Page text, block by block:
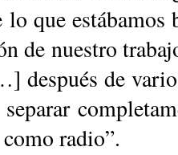
lo que
de nues­tro
des­pués de
ra­dio”.